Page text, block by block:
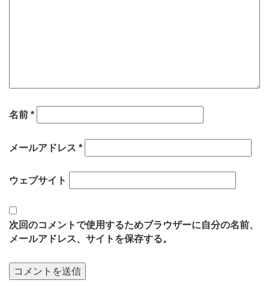
名前 *
メールアドレス *
ウェブサイト
次回のコメントで使用するためブラウザーに自分の名前、
メールアドレス、サイトを保存する。